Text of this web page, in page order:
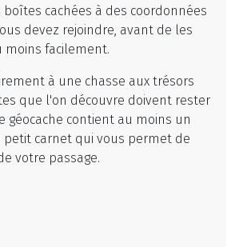
cachées à des coordonnées
devez rejoindre, avant de les
moins facilement.
à une chasse aux trésors
que l'on découvre doivent rester
géocache contient au moins un
petit carnet qui vous permet de
votre passage.